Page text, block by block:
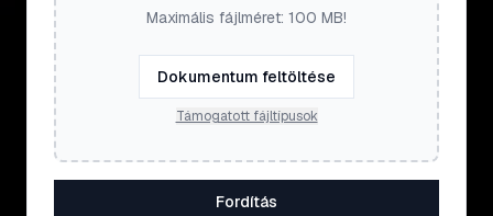
Maximális fájlméret: 100 MB!
Dokumentum feltöltése
Támogatott fájltípusok
Fordítás